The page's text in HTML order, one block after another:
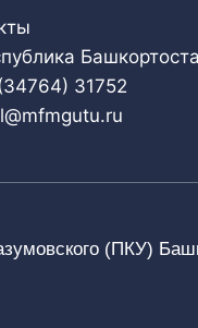
31752
(ПКУ)